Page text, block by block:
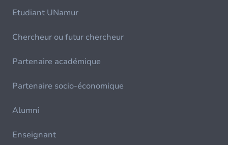
Etudiant UNamur
Chercheur ou futur chercheur
Partenaire académique
Partenaire socio-économique
Alumni
Enseignant